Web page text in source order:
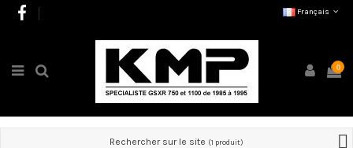
Français
0
Rechercher sur le site (1 produit)